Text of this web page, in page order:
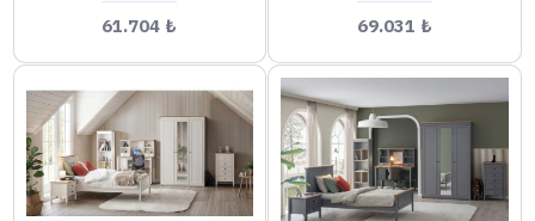
61.704 ₺ 69.031 ₺